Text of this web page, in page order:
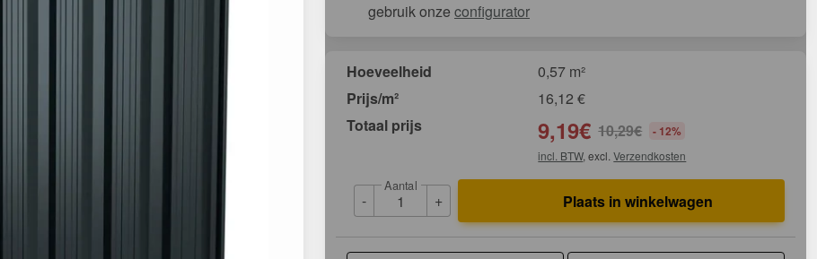
gebruik onze configurator
Hoeveelheid
0,57 m²
Prijs/m²
16,12 €
Totaal prijs
9,19€ 10,29€ - 12%
incl. BTW, excl.Verzendkosten
-
Aantal
+ Plaats in winkelwagen